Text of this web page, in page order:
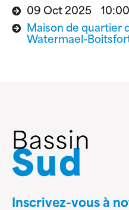
09 Oct 2025 10:00
Maison de quartier
Watermael-
Inscrivez-vous à